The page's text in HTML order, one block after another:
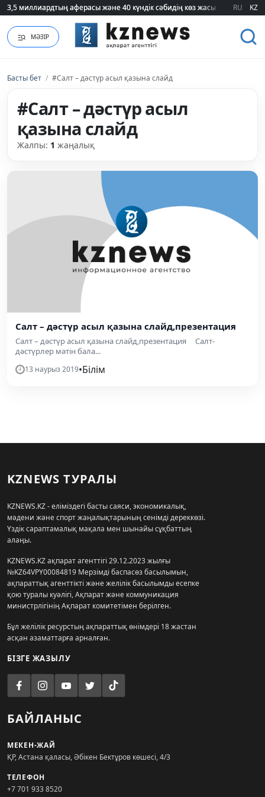
3,5 миллиардтың аферасы және 40 күндік сәбидің көз жасы:
3,5 миллиардтың аферасы және 40 күндік сәбидің көз жасы: RU KZ
МӘЗІР
Басты бет / #Салт – дәстүр асыл қазына слайд
#Салт – дәстүр асыл
қазына слайд
Жалпы: 1 жаңалық
Салт – дәстүр асыл қазына слайд,презентация
Салт – дәстүр асыл қазына слайд,презентация Салт-
дәстүрлер мәтін бала...
13 наурыз 2019•Білім
KZNEWS ТУРАЛЫ
KZNEWS.KZ - еліміздегі басты саяси, экономикалық,
мәдени және спорт жаңалықтарының сенімді дереккөзі.
Үздік сараптамалық мақала мен шынайы сұқбаттың
алаңы.
KZNEWS.KZ ақпарат агенттігі 29.12.2023 жылғы
№KZ64VPY00084819 Мерзімді баспасөз басылымын,
ақпараттық агенттікті және желілік басылымды есепке
қою туралы куәлігі, Ақпарат және коммуникация
министрлігінің Ақпарат комитетімен берілген.
Бұл желілік ресурстың ақпараттық өнімдері 18 жастан
асқан азаматтарға арналған.
БІЗГЕ ЖАЗЫЛУ
БАЙЛАНЫС
МЕКЕН-ЖАЙ
ҚР, Астана қаласы, Әбікен Бектұров көшесі, 4/3
ТЕЛЕФОН
+7 701 933 8520